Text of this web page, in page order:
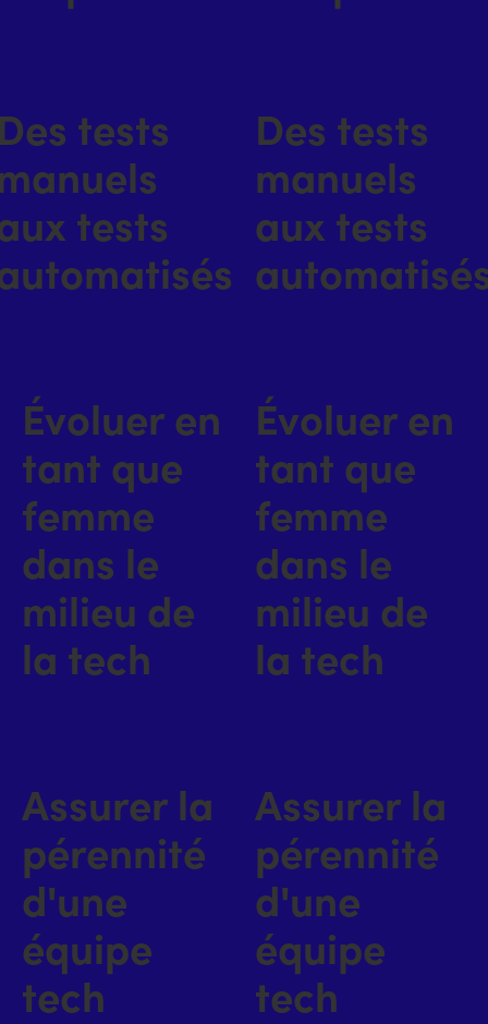
tests
tests
Des tests
manuels
aux tests
Évoluer en
tant que
femme
dans le
milieu de
la tech
Évoluer en
tant que
femme
dans le
milieu de
la tech
Assurer la
pérennité
d'une
équipe
tech
Assurer la
pérennité
d'une
équipe
tech